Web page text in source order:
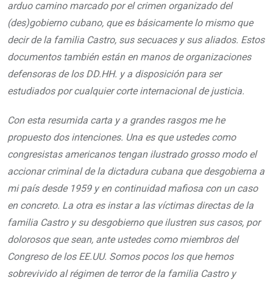
arduo camino marcado por el crimen organizado del
(des)gobierno cubano, que es básicamente lo mismo que
decir de la familia Castro, sus secuaces y sus aliados. Estos
documentos también están en manos de organizaciones
defensoras de los DD.HH. y a disposición para ser
estudiados por cualquier corte internacional de justicia.
Con esta resumida carta y a grandes rasgos me he
propuesto dos intenciones. Una es que ustedes como
congresistas americanos tengan ilustrado grosso modo el
accionar criminal de la dictadura cubana que desgobierna a
mi país desde 1959 y en continuidad mafiosa con un caso
en concreto. La otra es instar a las víctimas directas de la
familia Castro y su desgobierno que ilustren sus casos, por
dolorosos que sean, ante ustedes como miembros del
Congreso de los EE.UU. Somos pocos los que hemos
sobrevivido al régimen de terror de la familia Castro y